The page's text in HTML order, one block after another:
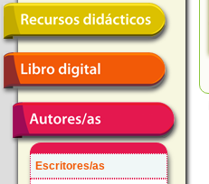
Escritores/as